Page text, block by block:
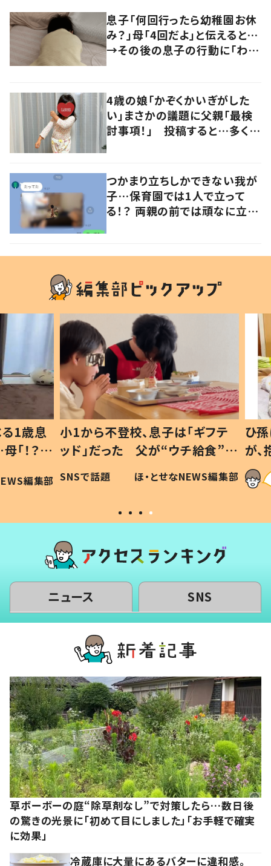
息子「何回行ったら幼稚園お休
み？」母「4回だよ」と伝えると…
→その後の息子の行動に「わか
4歳の娘「かぞくかいぎがした
い」まさかの議題に父親「最検
討事項！」 投稿すると…多くの
つかまり立ちしかできない我が
子…保育園では1人で立って
る！？ 両親の前では頑なに立た
歳息
？」
編集部
小1から不登校、息子は「ギフテ
ッド」だった 父が“ウチ給食”を
作り続ける理由とは #令和の親
#令和の子
SNSで話題 ほ・とせなNEWS編集部
ひ孫
が、抱
「涙が
い」
ニュース SNS
草ボーボーの庭“除草剤なし”で対策したら…数日後
の驚きの光景に「初めて目にしました」「お手軽で確実
に効果」
冷蔵庫に大量にあるバターに違和感。